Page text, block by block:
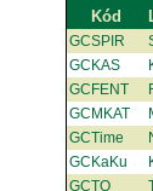
Kód
GCSPIR
GCKAS
GCFENT
GCMKAT
GCTime
GCKaKu
GCTO